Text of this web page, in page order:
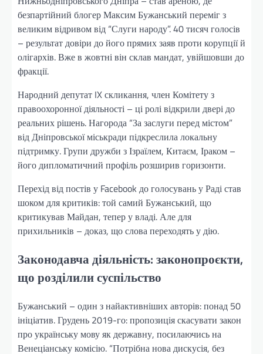
безпартійний блогер Максим Бужанський переміг з
великим відривом від “Слуги народу”. 40 тисяч голосів
– результат довіри до його прямих заяв проти корупції й
олігархів. Вже в жовтні він склав мандат, увійшовши до
фракції.
Народний депутат IX скликання, член Комітету з
правоохоронної діяльності – ці ролі відкрили двері до
реальних рішень. Нагорода “За заслуги перед містом”
від Дніпровської міськради підкреслила локальну
підтримку. Групи дружби з Ізраїлем, Китаєм, Іраком –
його дипломатичний профіль розширив горизонти.
Перехід від постів у Facebook до голосувань у Раді став
шоком для критиків: той самий Бужанський, що
критикував Майдан, тепер у владі. Але для
прихильників – доказ, що слова переходять у дію.
Законодавча діяльність: законопроєкти,
що розділили суспільство
Бужанський – один з найактивніших авторів: понад 50
ініціатив. Грудень 2019-го: пропозиція скасувати закон
про українську мову як державну, посилаючись на
Венеціанську комісію. “Потрібна нова дискусія, без